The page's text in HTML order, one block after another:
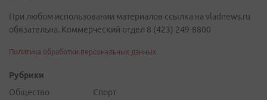
При любом использовании материалов ссылка на vladnews.ru
обязательна. Коммерческий отдел 8 (423) 249-8800
Политика обработки персональных данных
Рубрики
Общество
Спорт